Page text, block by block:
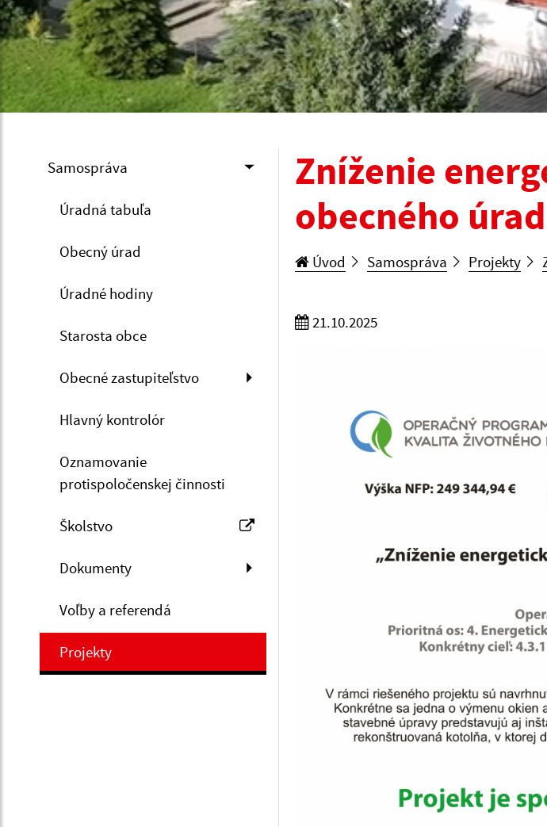
Samospráva
Úradná tabuľa
Obecný úrad
Úradné hodiny
Starosta obce
Obecné zastupiteľstvo
Hlavný kontrolór
Oznamovanie
protispoločenskej činnosti
Školstvo
Dokumenty
Voľby a referendá
Projekty
Zníženie
obecného
Úvod Samospráva Projekty
21.10.2025